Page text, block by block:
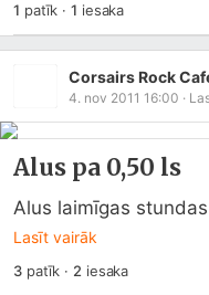
1 patīk ·1 iesaka
Corsairs Rock
4. nov 2011 16:00 ·
Alus pa 0,50 ls
Alus laimīgas
Lasīt vairāk
3patīk · 2 iesaka